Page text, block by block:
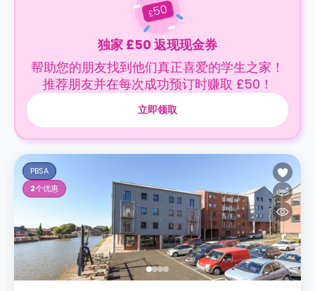
£50
独家 £50 返现现金券
帮助您的朋友找到他们真正喜爱的学生之家！
推荐朋友并在每次成功预订时赚取 £50！
立即领取
PBSA
2个优惠